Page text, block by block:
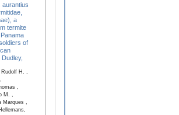
aurantius
a
termite
of
H. ,
,
M. ,
Marques ,